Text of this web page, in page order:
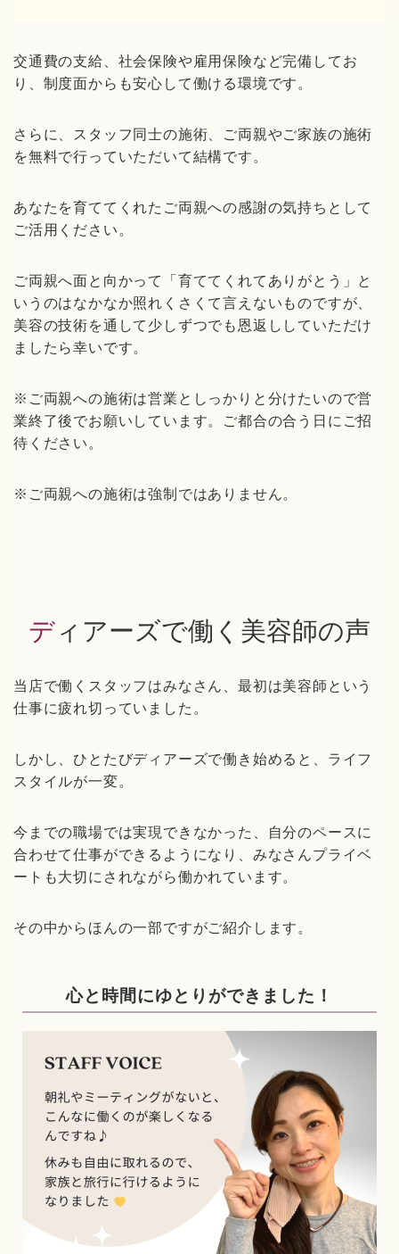
交通費の支給、社会保険や雇用保険など完備してお
り、制度面からも安心して働ける環境です。
さらに、スタッフ同士の施術、ご両親やご家族の施術
を無料で行っていただいて結構です。
あなたを育ててくれたご両親への感謝の気持ちとして
ご活用ください。
ご両親へ面と向かって「育ててくれてありがとう」と
いうのはなかなか照れくさくて言えないものですが、
美容の技術を通して少しずつでも恩返ししていただけ
ましたら幸いです。
※ご両親への施術は営業としっかりと分けたいので営
業終了後でお願いしています。ご都合の合う日にご招
待ください。
※ご両親への施術は強制ではありません。
ディアーズで働く美容師の声
当店で働くスタッフはみなさん、最初は美容師という
仕事に疲れ切っていました。
しかし、ひとたびディアーズで働き始めると、ライフ
スタイルが一変。
今までの職場では実現できなかった、自分のペースに
合わせて仕事ができるようになり、みなさんプライベ
ートも大切にされながら働かれています。
その中からほんの一部ですがご紹介します。
心と時間にゆとりができました！